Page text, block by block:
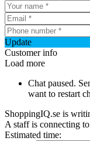
Update
Customer info
Load more
Chat paused.
want to restart
ShoppingIQ.se is
A staff is connecting
Estimated time: